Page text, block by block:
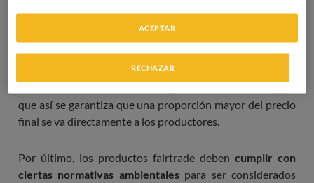
y la trazabilidaden toda la cadena de suministro. Las
organizaciones que siguen este principio trabajan para
que así se garantiza que una proporción mayor del precio
final se va directamente a los productores.
Por último, los productos fairtrade deben cumplir con
ciertas normativas ambientalespara ser considerados
RECHAZAR
ACEPTAR